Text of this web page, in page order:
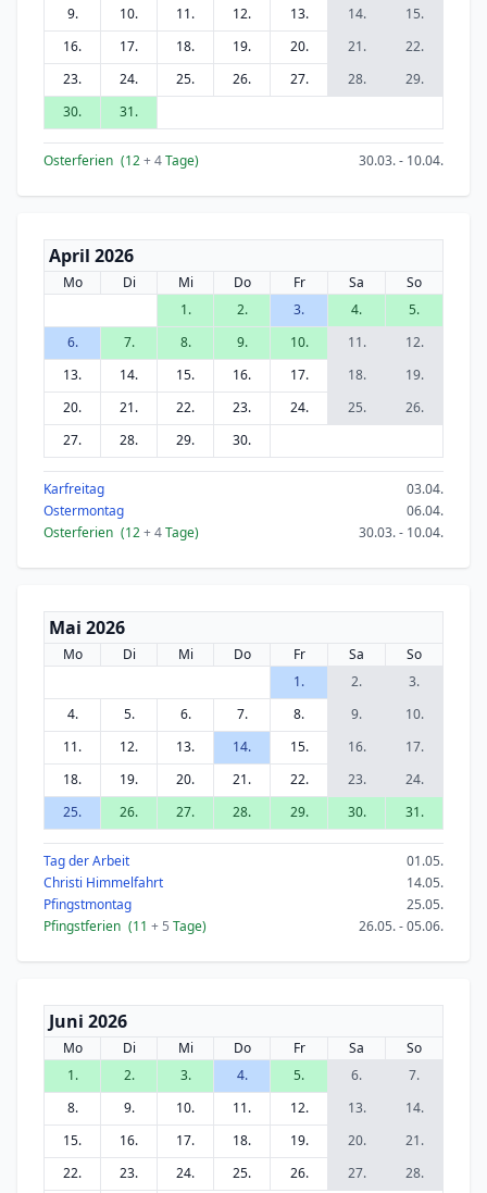
9.
10. 11. 12. 13. 14.
15.
16.
17. 18. 19. 20. 21.
22.
23.
24. 25. 26. 27. 28.
29.
30.
31.
Osterferien (12+ 4Tage) 30.03. - 10.04.
April 2026
Mo Di Mi Do Fr Sa
So
1.
2. 3. 4.
5.
6.
7. 8. 9. 10. 11.
12.
13.
14. 15. 16. 17. 18.
19.
20.
21. 22. 23. 24. 25.
26.
27.
28. 29. 30.
Karfreitag
03.04.
Ostermontag
06.04.
Osterferien (12+ 4Tage) 30.03. - 10.04.
Mai 2026
Mo Di Mi Do Fr Sa
So
1.
2.
3.
4.
5. 6. 7. 8. 9.
10.
11.
12. 13. 14. 15. 16.
17.
18.
19. 20. 21. 22. 23.
24.
25.
26. 27. 28. 29. 30. 31.
Tag der Arbeit
01.05.
Christi Himmelfahrt
14.05.
Pfingstmontag
25.05.
Pfingstferien (11 + 5 Tage) 26.05. - 05.06.
Juni 2026
Mo Di Mi Do Fr Sa
So
1.
2. 3. 4. 5. 6.
7.
8.
9. 10. 11. 12. 13.
14.
15.
16. 17. 18. 19. 20.
21.
22.
23. 24. 25. 26. 27. 28.